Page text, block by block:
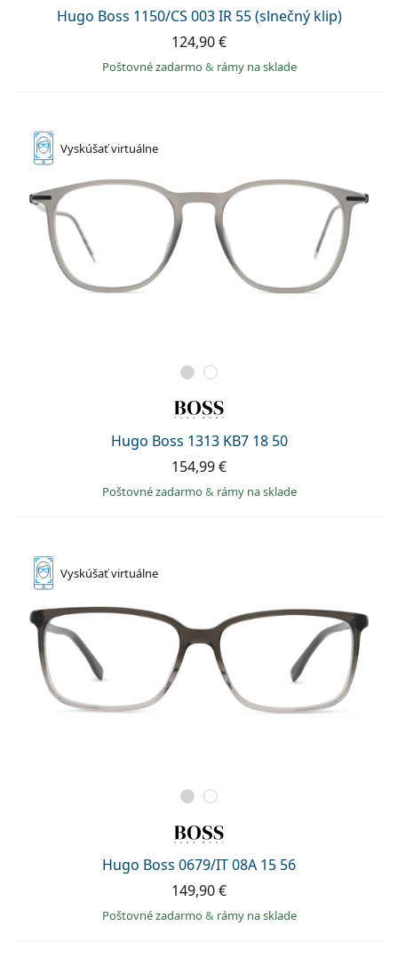
PersolHugo Boss 1150/CS 003 IR 55 (slnečný klip)
124,90 €
Poštovné zadarmo& rámy na sklade
Vyskúšaťvirtuálne
Hugo Boss 1313 KB7 18 50
154,99 €
Poštovné zadarmo& rámy na sklade
Vyskúšaťvirtuálne
Hugo Boss 0679/IT 08A 15 56
149,90 €
Poštovné zadarmo& rámy na sklade